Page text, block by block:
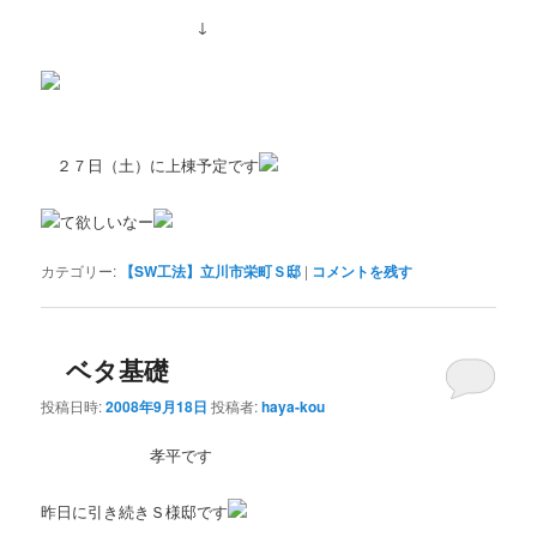
↓
２７日（土）に上棟予定です
て欲しいなー
カテゴリー: 【SW工法】立川市栄町Ｓ邸 | コメントを残す
ベタ基礎
投稿日時:2008年9月18日 投稿者:haya-kou
孝平です
昨日に引き続きＳ様邸です